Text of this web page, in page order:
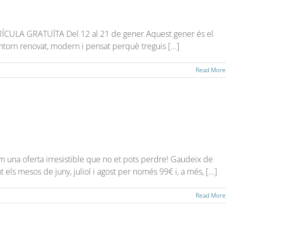
GRATUÏTA Del 12 al 21 de gener Aquest gener és el
renovat, modern i pensat perquè treguis [...]
Read More
una oferta irresistible que no et pots perdre! Gaudeix de
mesos de juny, juliol i agost per només 99€ i, a més, [...]
Read More